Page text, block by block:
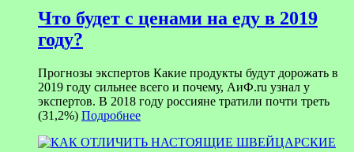
Что будет с ценами на еду в 2019
году?
Прогнозы экспертов Какие продукты будут дорожать в
2019 году сильнее всего и почему, АиФ.ru узнал у
экспертов. В 2018 году россияне тратили почти треть
(31,2%) Подробнее